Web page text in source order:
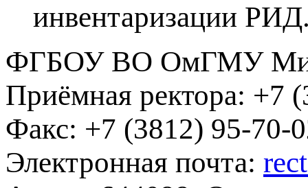
инвентаризации
ФГБОУ ВО ОмГМУ
Приёмная ректора: +7
Факс: +7 (3812) 95-70-
Электронная почта: